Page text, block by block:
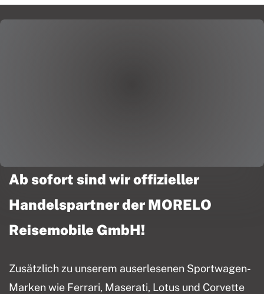
Ab sofort sind wir offizieller
Handelspartner der MORELO
Reisemobile GmbH!
Zusätzlich zu unserem auserlesenen Sportwagen-
Marken wie Ferrari, Maserati, Lotus und Corvette